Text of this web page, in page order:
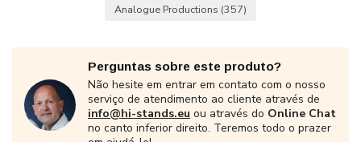
Analogue Productions (357)
Perguntas sobre este produto?
Não hesite em entrar em contato com o nosso
serviço de atendimento ao cliente através de
info@hi-stands.eu ou através do Online Chat
no canto inferior direito. Teremos todo o prazer